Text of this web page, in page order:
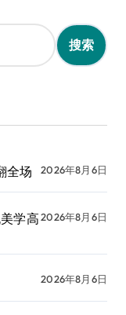
全场 2026年8月6日
学高2026年8月6日
2026年8月6日